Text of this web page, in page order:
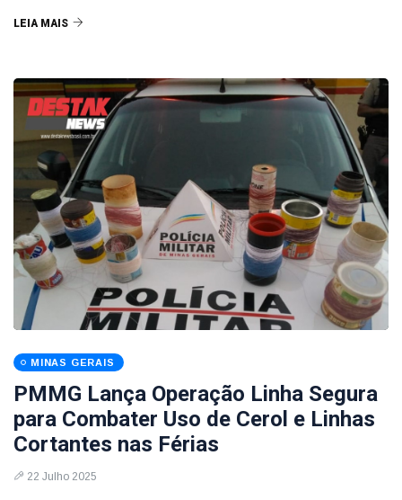
LEIA MAIS
MINAS GERAIS
PMMG Lança Operação Linha Segura
para Combater Uso de Cerol e Linhas
Cortantes nas Férias
22 Julho 2025